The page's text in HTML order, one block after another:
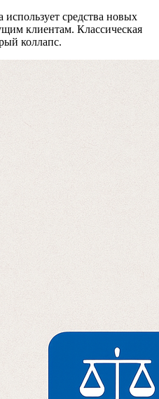
Политикой
средства новых
клиентам. Классическая
коллапс.